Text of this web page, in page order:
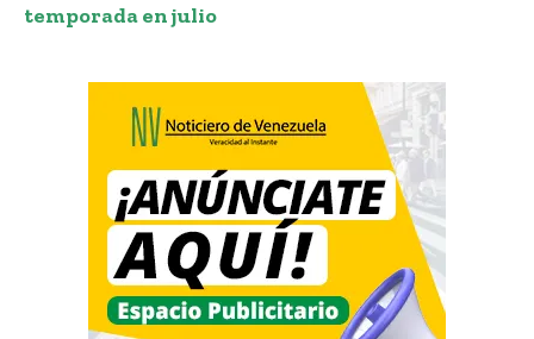
temporada en julio